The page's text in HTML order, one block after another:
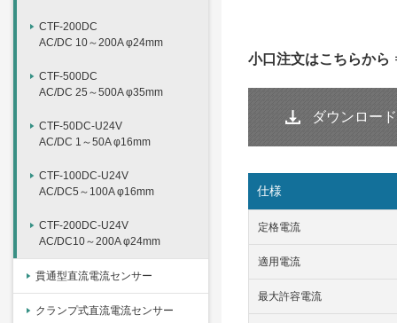
CTF-200DC
AC/DC 10～200A φ24mm
CTF-500DC
AC/DC 25～500A φ35mm
CTF-50DC-U24V
AC/DC 1～50A φ16mm
CTF-100DC-U24V
AC/DC5～100A φ16mm
CTF-200DC-U24V
AC/DC10～200A φ24mm
貫通型直流電流センサー
クランプ式直流電流センサー
小口注文はこちらか
ダウンロード
仕様
定格電流
適用電流
最大許容電流